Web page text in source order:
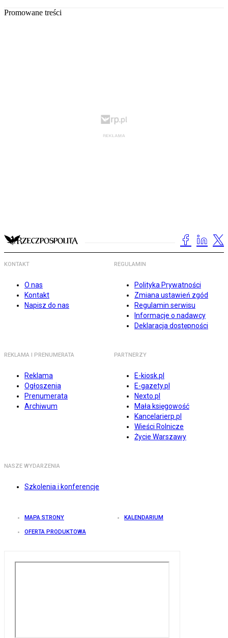
Promowane treści
KONTAKT
O nas
Kontakt
Napisz do nas
REGULAMIN
Polityka Prywatności
Zmiana ustawień zgód
Regulamin serwisu
Informacje o nadawcy
Deklaracja dostępności
REKLAMA I PRENUMERATA
Reklama
Ogłoszenia
Prenumerata
Archiwum
PARTNERZY
E-kiosk.pl
E-gazety.pl
Nexto.pl
Mała księgowość
Kancelarierp.pl
Wieści Rolnicze
Życie Warszawy
NASZE WYDARZENIA
Szkolenia i konferencje
MAPA STRONY KALENDARIUM
OFERTA PRODUKTOWA